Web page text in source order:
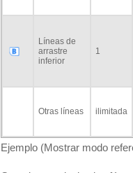
Líneas de
arrastre
inferior
1
Otras líneas ilimitada
Ejemplo (Mostrar modo